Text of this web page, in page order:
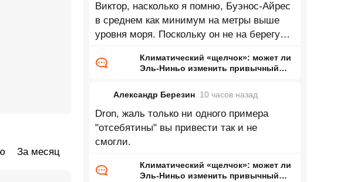
За месяц
Виктор, насколько я помню, Буэнос-Айрес
в среднем как минимум на метры выше
уровня моря. Поскольку он не на берегу
Климатический «щелчок»: может ли
Эль-Ниньо изменить привычный
Александр Березин 10 часов назад
Dron, жаль только ни одного примера
"отсебятины" вы привести так и не
смогли.
Климатический «щелчок»: может ли
Эль-Ниньо изменить привычный